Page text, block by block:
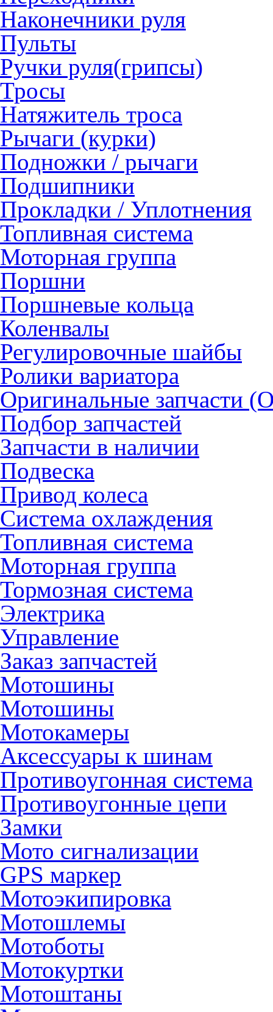
Наконечники руля
Пульты
Ручки руля(грипсы)
Тросы
Натяжитель троса
Рычаги (курки)
Подножки / рычаги
Подшипники
Прокладки / Уплотнения
Топливная система
Моторная группа
Поршни
Поршневые кольца
Коленвалы
Регулировочные шайбы
Ролики вариатора
Оригинальные запчасти
Подбор запчастей
Запчасти в наличии
Подвеска
Привод колеса
Система охлаждения
Топливная система
Моторная группа
Тормозная система
Электрика
Управление
Заказ запчастей
Мотошины
Мотошины
Мотокамеры
Аксессуары к шинам
Противоугонная система
Противоугонные цепи
Замки
Мото сигнализации
GPS маркер
Мотоэкипировка
Мотошлемы
Мотоботы
Мотокуртки
Мотоштаны